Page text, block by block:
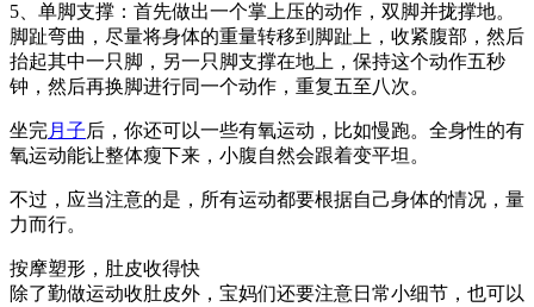
5、单脚支撑：首先做出一个掌上压的动作，双脚并拢撑地。
脚趾弯曲，尽量将身体的重量转移到脚趾上，收紧腹部，然后
抬起其中一只脚，另一只脚支撑在地上，保持这个动作五秒
钟，然后再换脚进行同一个动作，重复五至八次。
坐完月子后，你还可以一些有氧运动，比如慢跑。全身性的有
氧运动能让整体瘦下来，小腹自然会跟着变平坦。
不过，应当注意的是，所有运动都要根据自己身体的情况，量
力而行。
按摩塑形，肚皮收得快
除了勤做运动收肚皮外，宝妈们还要注意日常小细节，也可以